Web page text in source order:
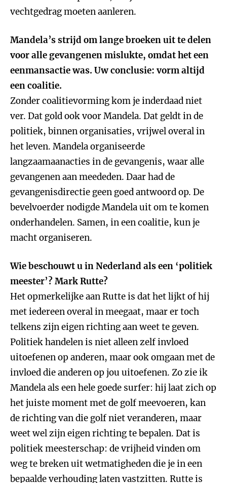
vechtgedrag moeten aanleren.
Mandela’s strijd om lange broeken uit te delen
voor alle gevangenen mislukte, omdat het een
eenmansactie was. Uw conclusie: vorm altijd
een coalitie.
Zonder coalitievorming kom je inderdaad niet
ver. Dat gold ook voor Mandela. Dat geldt in de
politiek, binnen organisaties, vrijwel overal in
het leven. Mandela organiseerde
langzaamaanacties in de gevangenis, waar alle
gevangenen aan meededen. Daar had de
gevangenisdirectie geen goed antwoord op. De
bevelvoerder nodigde Mandela uit om te komen
onderhandelen. Samen, in een coalitie, kun je
macht organiseren.
Wie beschouwt u in Nederland als een ‘politiek
meester’? Mark Rutte?
Het opmerkelijke aan Rutte is dat het lijkt of hij
met iedereen overal in meegaat, maar er toch
telkens zijn eigen richting aan weet te geven.
Politiek handelen is niet alleen zelf invloed
uitoefenen op anderen, maar ook omgaan met de
invloed die anderen op jou uitoefenen. Zo zie ik
Mandela als een hele goede surfer: hij laat zich op
het juiste moment met de golf meevoeren, kan
de richting van die golf niet veranderen, maar
weet wel zijn eigen richting te bepalen. Dat is
politiek meesterschap: de vrijheid vinden om
weg te breken uit wetmatigheden die je in een
bepaalde verhouding laten vastzitten. Rutte is